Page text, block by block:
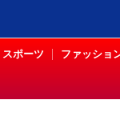
スポーツ ファッショ